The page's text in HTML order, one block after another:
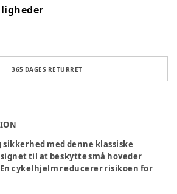
365 DAGES RETURRET
sikkerhed med denne klassiske
til at beskytte små hoveder
cykelhjelm reducerer risikoen for
ved uheld som styrt på cyklen.